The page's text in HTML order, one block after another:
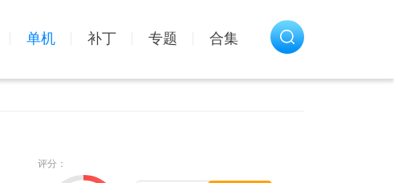
单机 补丁 专题 合集
评分：